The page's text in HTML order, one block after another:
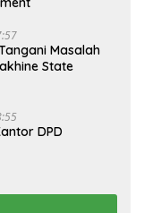
Masalah
State
DPD